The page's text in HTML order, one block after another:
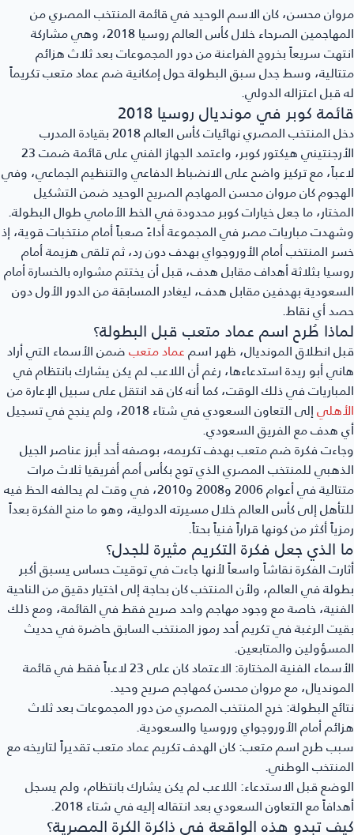
محسن، كان الاسم الوحيد في قائمة المنتخب المصري من
المهاجمين الصرحاء خلال كأس العالم روسيا 2018، وهي مشاركة
سريعاً بخروج الفراعنة من دور المجموعات بعد ثلاث هزائم
وسط جدل سبق البطولة حول إمكانية ضم عماد متعب تكريماً
قبل اعتزاله الدولي.
كوبر في مونديال روسيا 2018
دخل المنتخب المصري نهائيات كأس العالم 2018 بقيادة المدرب
الأرجنتيني هيكتور كوبر، واعتمد الجهاز الفني على قائمة ضمت 23
مع تركيز واضح على الانضباط الدفاعي والتنظيم الجماعي، وفي
كان مروان محسن المهاجم الصريح الوحيد ضمن التشكيل
ما جعل خيارات كوبر محدودة في الخط الأمامي طوال البطولة.
مباريات مصر في المجموعة أداءً صعباً أمام منتخبات قوية، إذ
المنتخب أمام الأوروجواي بهدف دون رد، ثم تلقى هزيمة أمام
بثلاثة أهداف مقابل هدف، قبل أن يختتم مشواره بالخسارة أمام
بهدفين مقابل هدف، ليغادر المسابقة من الدور الأول دون
أي نقاط.
طُرح اسم عماد متعب قبل البطولة؟
انطلاق المونديال، ظهر اسمعماد متعبضمن الأسماء التي أراد
أبو ريدة استدعاءها، رغم أن اللاعب لم يكن يشارك بانتظام في
في ذلك الوقت، كما أنه كان قد انتقل على سبيل الإعارة من
إلى التعاون السعودي في شتاء 2018، ولم ينجح في تسجيل
هدف مع الفريق السعودي.
فكرة ضم متعب بهدف تكريمه، بوصفه أحد أبرز عناصر الجيل
للمنتخب المصري الذي توج بكأس أمم أفريقيا ثلاث مرات
متتالية في أعوام 2006 و2008 و2010، في وقت لم يحالفه الحظ فيه
إلى كأس العالم خلال مسيرته الدولية، وهو ما منح الفكرة بعداً
أكثر من كونها قراراً فنياً بحتاً.
الذي جعل فكرة التكريم مثيرة للجدل؟
الفكرة نقاشاً واسعاً لأنها جاءت في توقيت حساس يسبق أكبر
في العالم، ولأن المنتخب كان بحاجة إلى اختيار دقيق من الناحية
خاصة مع وجود مهاجم واحد صريح فقط في القائمة، ومع ذلك
الرغبة في تكريم أحد رموز المنتخب السابق حاضرة في حديث
والمتابعين.
الفنية المختارة:
الاعتماد كان على 23 لاعباً فقط في قائمة
مع مروان محسن كمهاجم صريح وحيد.
البطولة:خرج المنتخب المصري من دور المجموعات بعد ثلاث
أمام الأوروجواي وروسيا والسعودية.
طرح اسم متعب:كان الهدف تكريم عماد متعب تقديراً لتاريخه مع
الوطني.
قبل الاستدعاء:اللاعب لم يكن يشارك بانتظام، ولم يسجل
مع التعاون السعودي بعد انتقاله إليه في شتاء 2018.
تبدو هذه الواقعة في ذاكرة الكرة المصرية؟